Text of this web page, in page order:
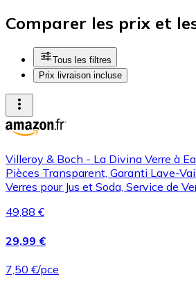
Comparer les prix et
Tous les filtres
Prix livraison incluse
Villeroy & Boch - La Divina Verre à
Pièces Transparent, Garanti Lave-
Verres pour Jus et Soda, Service de
49,88 €
29,99 €
7,50 €/pce